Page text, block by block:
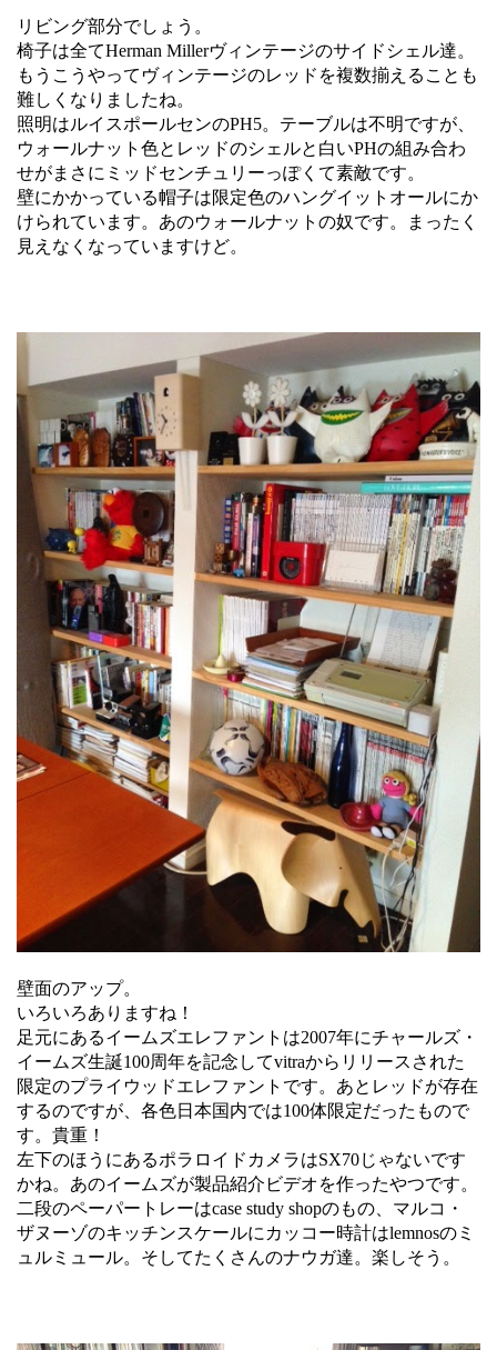
リビング部分でしょう。
椅子は全てHerman Millerヴィンテージのサイドシェル達。
もうこうやってヴィンテージのレッドを複数揃えることも
難しくなりましたね。
照明はルイスポールセンのPH5。テーブルは不明ですが、
ウォールナット色とレッドのシェルと白いPHの組み合わ
せがまさにミッドセンチュリーっぽくて素敵です。
壁にかかっている帽子は限定色のハングイットオールにか
けられています。あのウォールナットの奴です。まったく
見えなくなっていますけど。
壁面のアップ。
いろいろありますね！
足元にあるイームズエレファントは2007年にチャールズ・
イームズ生誕100周年を記念してvitraからリリースされた
限定のプライウッドエレファントです。あとレッドが存在
するのですが、各色日本国内では100体限定だったもので
す。貴重！
左下のほうにあるポラロイドカメラはSX70じゃないです
かね。あのイームズが製品紹介ビデオを作ったやつです。
二段のペーパートレーはcase study shopのもの、マルコ・
ザヌーゾのキッチンスケールにカッコー時計はlemnosのミ
ュルミュール。そしてたくさんのナウガ達。楽しそう。